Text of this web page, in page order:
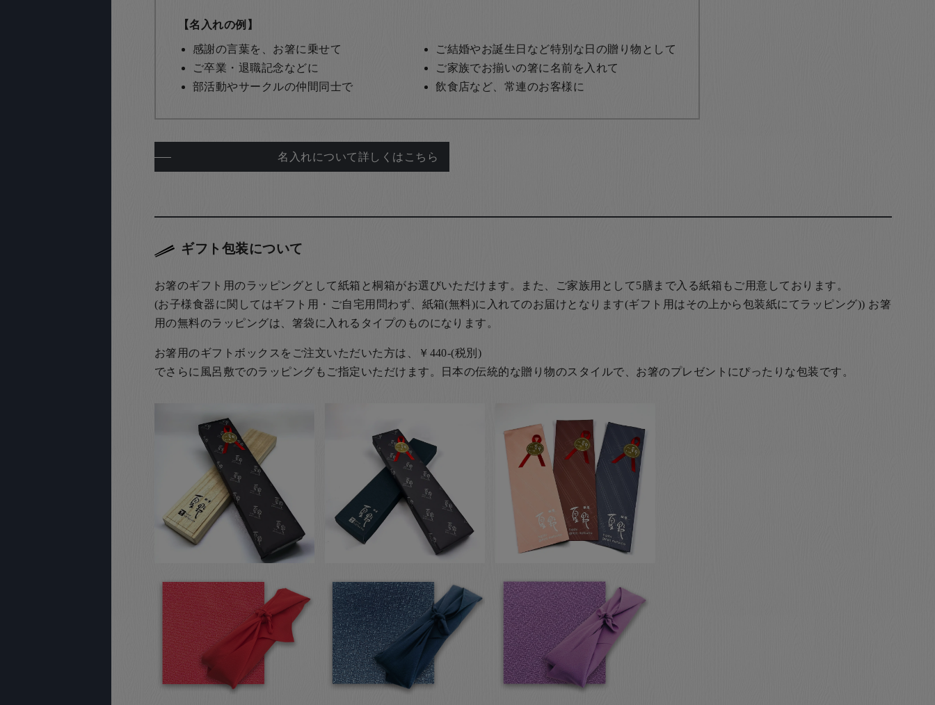
【名入れの例】
感謝の言葉を、お箸に乗せて
ご結婚やお誕生日など特別な日の贈り物として
ご卒業・退職記念などに
ご家族でお揃いの箸に名前を入れて
部活動やサークルの仲間同士で
飲食店など、常連のお客様に
名入れについて詳しくはこちら
ギフト包装について
お箸のギフト用のラッピングとして紙箱と桐箱がお選びいただけます。また、ご家族用として5膳まで入る紙箱もご用意しております。
(お子様食器に関してはギフト用・ご自宅用問わず、紙箱(無料)に入れてのお届けとなります(ギフト用はその上から包装紙にてラッピング)) お箸
用の無料のラッピングは、箸袋に入れるタイプのものになります。
お箸用のギフトボックスをご注文いただいた方は、￥440-(税別)
でさらに風呂敷でのラッピングもご指定いただけます。日本の伝統的な贈り物のスタイルで、お箸のプレゼントにぴったりな包装です。